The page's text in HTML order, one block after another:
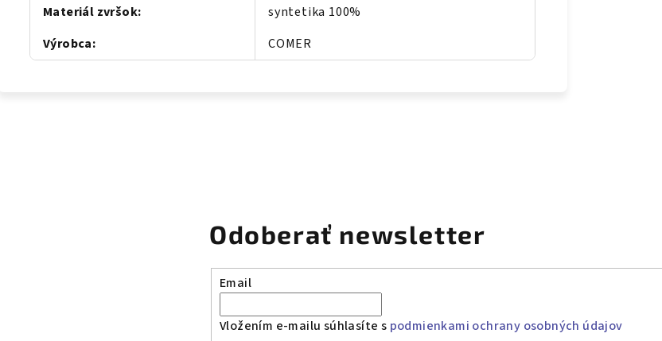
Materiál zvršok:
syntetika 100%
Výrobca: COMER
Odoberať newsletter
Email
Vložením e-mailu súhlasíte s podmienkami ochrany osobných údajov